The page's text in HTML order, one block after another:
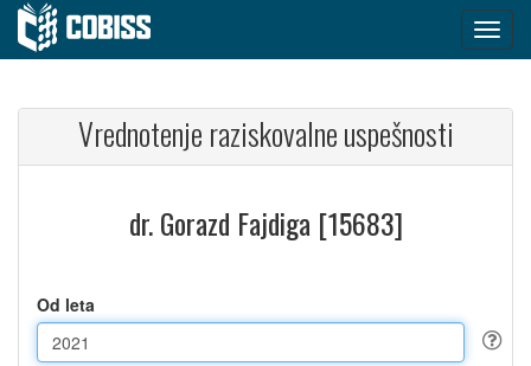
Vrednotenje raziskovalne uspešnosti
dr. Gorazd Fajdiga [15683]
Od leta